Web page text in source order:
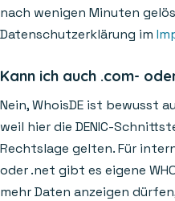
nach wenigen Minuten
Datenschutzerklärung im
Kann ich auch .com-
Nein, WhoisDE ist bewusst
weil hier die DENIC-
Rechtslage gelten. Für
oder .net gibt es eigene
mehr Daten anzeigen